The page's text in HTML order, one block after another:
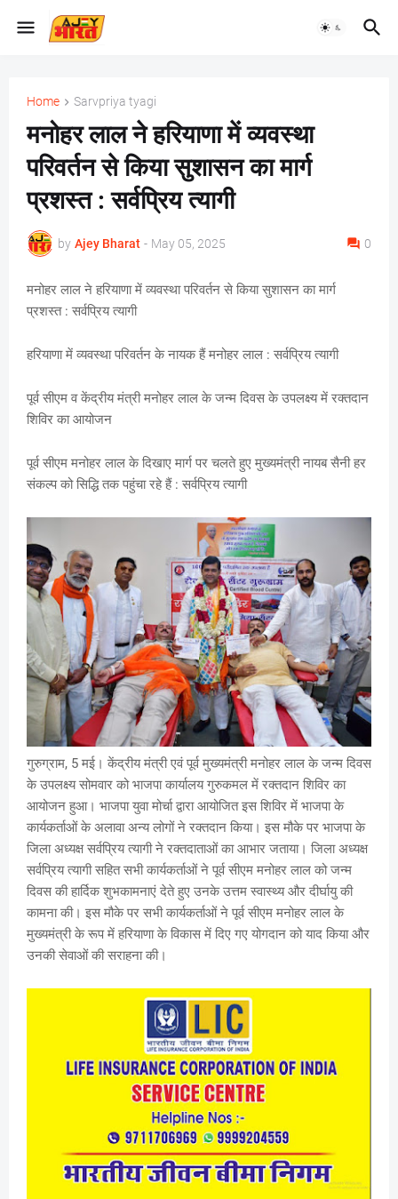
Home Sarvpriya tyagi
मनोहर लाल ने हरियाणा में व्यवस्था
परिवर्तन से किया सुशासन का मार्ग
प्रशस्त : सर्वप्रिय त्यागी
by Ajey Bharat - May 05, 2025 0
मनोहर लाल ने हरियाणा में व्यवस्था परिवर्तन से किया सुशासन का मार्ग
प्रशस्त : सर्वप्रिय त्यागी
हरियाणा में व्यवस्था परिवर्तन के नायक हैं मनोहर लाल : सर्वप्रिय त्यागी
पूर्व सीएम व केंद्रीय मंत्री मनोहर लाल के जन्म दिवस के उपलक्ष्य में रक्तदान
शिविर का आयोजन
पूर्व सीएम मनोहर लाल के दिखाए मार्ग पर चलते हुए मुख्यमंत्री नायब सैनी हर
संकल्प को सिद्धि तक पहुंचा रहे हैं : सर्वप्रिय त्यागी
गुरुग्राम, 5 मई। केंद्रीय मंत्री एवं पूर्व मुख्यमंत्री मनोहर लाल के जन्म दिवस
के उपलक्ष्य सोमवार को भाजपा कार्यालय गुरुकमल में रक्तदान शिविर का
आयोजन हुआ। भाजपा युवा मोर्चा द्वारा आयोजित इस शिविर में भाजपा के
कार्यकर्ताओं के अलावा अन्य लोगों ने रक्तदान किया। इस मौके पर भाजपा के
जिला अध्यक्ष सर्वप्रिय त्यागी ने रक्तदाताओं का आभार जताया। जिला अध्यक्ष
सर्वप्रिय त्यागी सहित सभी कार्यकर्ताओं ने पूर्व सीएम मनोहर लाल को जन्म
दिवस की हार्दिक शुभकामनाएं देते हुए उनके उत्तम स्वास्थ्य और दीर्घायु की
कामना की। इस मौके पर सभी कार्यकर्ताओं ने पूर्व सीएम मनोहर लाल के
मुख्यमंत्री के रूप में हरियाणा के विकास में दिए गए योगदान को याद किया और
उनकी सेवाओं की सराहना की।